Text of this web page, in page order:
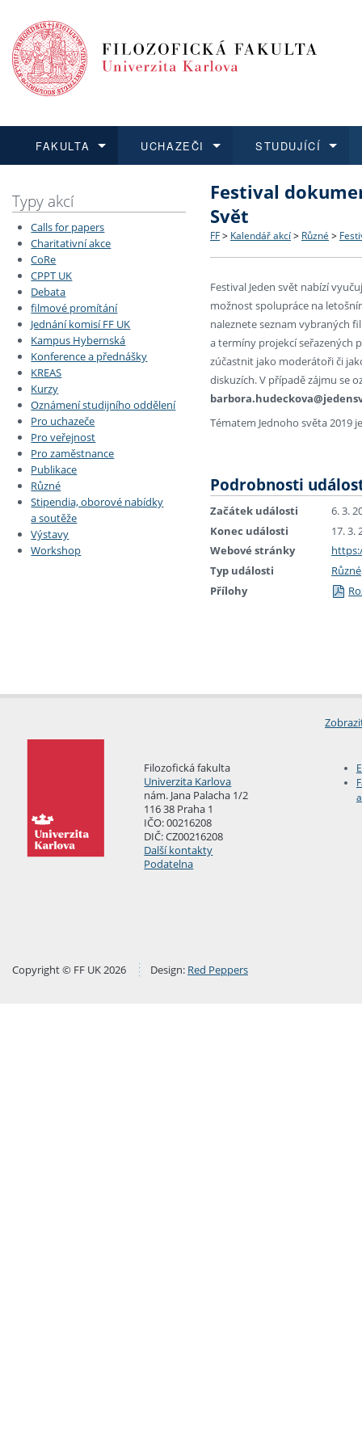
FAKULTA
Dozvědět se více
Struktura a historie
Strategie a další
Absolventi fakulty
Fakultní školy FF UK
UCHAZEČI
Podat přihlášku
Co studovat a jak se
Učitelské studijní
STUDUJÍCÍ
Dozvědět se více
Bakalářské a magisterské
Doktorské studium
Dozvědět se více
O vědě a výzkumu na FF
Akademické kvalifikace
Dozvědět se více
Aktuální nabídky a
Vyjíždějící studenti
Vyjíždějící zaměstnanci
Typy akcí
Calls for papers
Charitativní akce
CoRe
CPPT UK
Debata
filmové promítání
Jednání komisí FF UK
Kampus Hybernská
Konference a přednášky
KREAS
Kurzy
Oznámení studijního oddělení
Pro uchazeče
Pro veřejnost
Pro zaměstnance
Publikace
Různé
Stipendia, oborové nabídky
a soutěže
Výstavy
Workshop
Festival
Svět
FF > Kalendář akcí > Různé >
Festival Jeden svět nabízí
možnost spolupráce na
naleznete seznam vybraných
a termíny projekcí seřazených
zúčastnit jako moderátoři či
diskuzích. V případě zájmu se
Tématem Jednoho světa 2019
Podrobnosti
Začátek události
6. 3.
Konec události
17. 3.
Webové stránky
Typ události
Různé
Přílohy
Filozofická fakulta
Univerzita Karlova
nám. Jana Palacha 1/2
116 38 Praha 1
IČO: 00216208
DIČ: CZ00216208
Další kontakty
Podatelna
Copyright © FF UK 2026 Design: Red Peppers